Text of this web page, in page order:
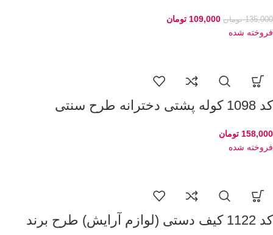
135,000 تومان 109,000 تومان
فروخته شده
کد 1098 کوله پشتی دخترانه طرح سنتی
158,000 تومان
فروخته شده
کد 1122 کیف دستی (لوازم آرایش) طرح برند